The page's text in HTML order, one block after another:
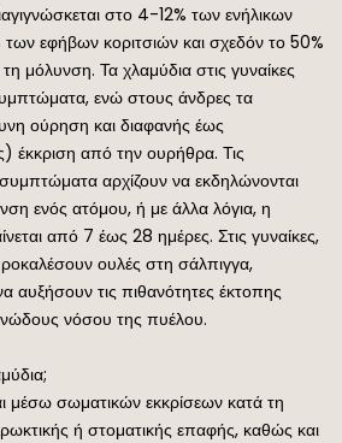
στο 4-12% των ενήλικων
εφήβων κοριτσιών και σχεδόν το 50%
μόλυνση. Τα χλαμύδια στις γυναίκες
ενώ στους άνδρες τα
ούρηση και διαφανής έως
από την ουρήθρα. Τις
αρχίζουν να εκδηλώνονται
ενός ατόμου, ή με άλλα λόγια, η
από 7 έως 28 ημέρες. Στις γυναίκες,
ουλές στη σάλπιγγα,
αυξήσουν τις πιθανότητες έκτοπης
νόσου της πυέλου.
μέσω σωματικών εκκρίσεων κατά τη
ή στοματικής επαφής, καθώς και